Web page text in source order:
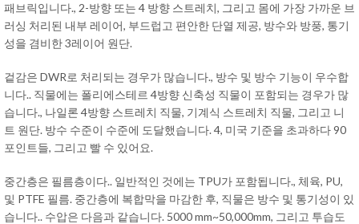
패브릭입니다., 2-방향 또는 4 방향 스트레치, 그리고 몸에 가장 가까운 브
러싱 처리된 내부 레이어, 부드럽고 편안한 단열 제공, 방수와 방풍, 통기
성을 겸비한 3레이어 원단.
겉감은 DWR로 처리되는 경우가 많습니다., 방수 및 방수 기능이 우수합
니다.. 직물에는 폴리에스테르 4방향 신축성 직물이 포함되는 경우가 많
습니다., 나일론 4방향 스트레치 직물, 기계식 스트레치 직물, 그리고 니
트 원단. 방수 수준이 수준에 도달했습니다. 4, 미국 기준을 초과하다 90
포인트들, 그리고 빨 수 있어요.
중간층은 필름층이다.. 일반적인 것에는 TPU가 포함됩니다., 체육, PU,
및 PTFE 필름. 중간층에 복합막을 마감한 후, 직물은 방수 및 통기성이 있
습니다.. 수압은 다음과 같습니다. 5000 mm~50,000mm, 그리고 투습도